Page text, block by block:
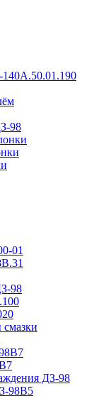
140А.50.01.190
98
01
98
ДЗ-98
98В5